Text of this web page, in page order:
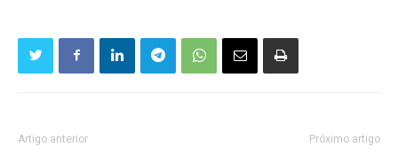
Artigo anterior Próximo artigo